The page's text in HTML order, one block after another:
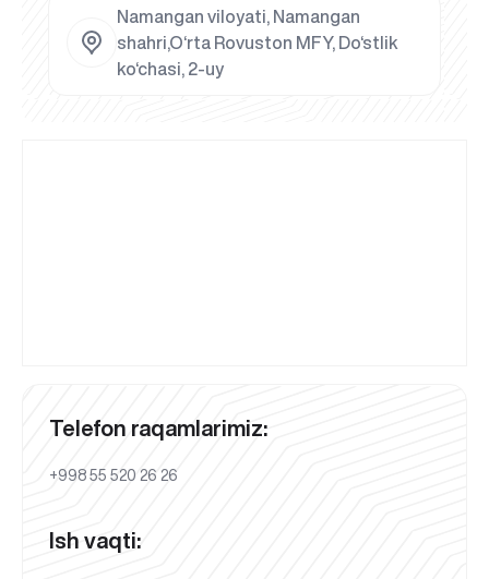
Namangan viloyati, Namangan
shahri,O‘rta Rovuston MFY, Do‘stlik
ko‘chasi, 2-uy
Telefon raqamlarimiz:
+998 55 520 26 26
Ish vaqti: